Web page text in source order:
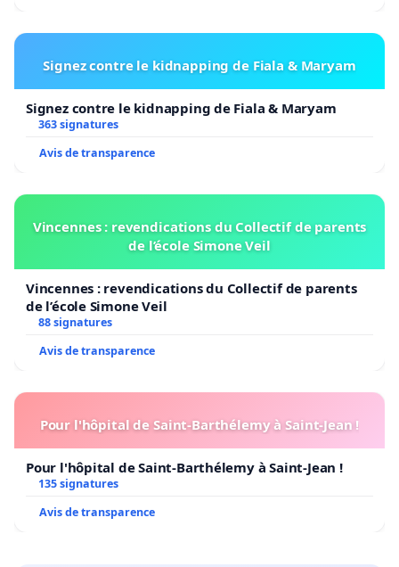
Signez contre le kidnapping de Fiala & Maryam
Signez contre le kidnapping de Fiala & Maryam
363 signatures
Avis de transparence
Vincennes : revendications du Collectif de parents
de l’école Simone Veil
Vincennes : revendications du Collectif de parents
de l’école Simone Veil
88 signatures
Avis de transparence
Pour l'hôpital de Saint-Barthélemy à Saint-Jean !
Pour l'hôpital de Saint-Barthélemy à Saint-Jean !
135 signatures
Avis de transparence